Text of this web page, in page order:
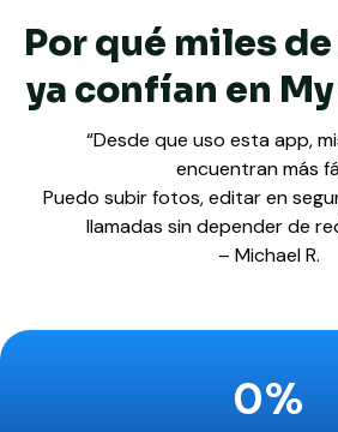
Por qué miles
ya confían en
“Desde que uso esta app,
encuentran más
Puedo subir fotos, editar en
llamadas sin depender de
– Michael R.
0%